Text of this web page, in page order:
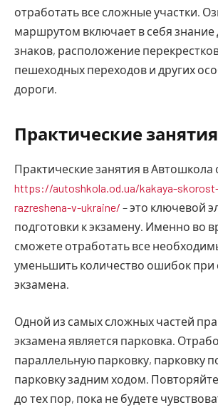
отработать все сложные участки.
маршрутом включает в себя
знаков, расположение
пешеходных переходов и других
дороги.
Практические занятия
Практические занятия в Автошкола
https://autoshkola.od.ua/kakaya-
razreshena-v-ukraine/ – это ключевой
подготовки к экзамену. Именно во
сможете отработать все
уменьшить количество ошибок при
экзамена.
Одной из самых сложных частей
экзамена является парковка.
параллельную парковку, парковку
парковку задним ходом.
до тех пор, пока не будете